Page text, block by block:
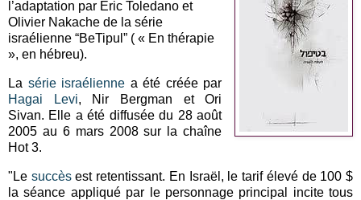
l’adaptation par Éric Toledano et
Olivier Nakache de la série
israélienne “BeTipul” ( « En thérapie
», en hébreu).
La série israélienne a été créée par
Hagai Levi, Nir Bergman et Ori
Sivan. Elle a été diffusée du 28 août
2005 au 6 mars 2008 sur la chaîne
Hot 3.
"Le succèsest retentissant. En Israël, le tarif élevé de 100 $
la séance appliqué par le personnage principal incite tous